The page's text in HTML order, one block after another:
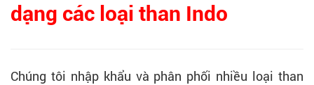
dạng các loại than Indo
Chúng tôi nhập khẩu và phân phối nhiều loại than